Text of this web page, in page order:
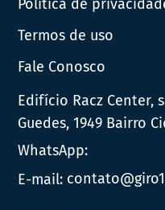
Política de
Termos de uso
Fale Conosco
Edifício Racz Center,
Guedes, 1949 Bairro
WhatsApp:
E-mail: